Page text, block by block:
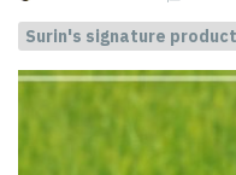
Surin's signature